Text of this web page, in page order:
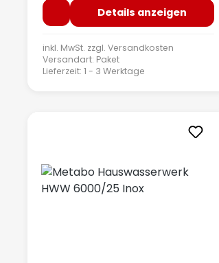
Details anzeigen
inkl. MwSt. zzgl. Versandkosten
Versandart: Paket
Lieferzeit: 1 - 3 Werktage